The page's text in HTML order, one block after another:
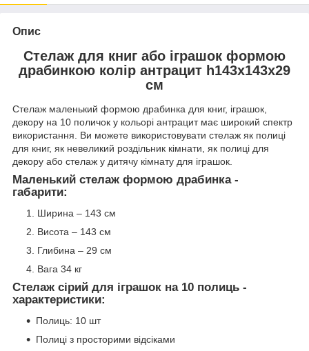
Опис
Стелаж для книг або іграшок формою
драбинкою колір антрацит h143х143х29
см
Стелаж маленький формою драбинка для книг, іграшок,
декору на 10 поличок у кольорі антрацит має широкий спектр
використання. Ви можете використовувати стелаж як полиці
для книг, як невеликий роздільник кімнати, як полиці для
декору або стелаж у дитячу кімнату для іграшок.
Маленький стелаж формою драбинка -
габарити:
Ширина – 143 см
Висота – 143 см
Глибина – 29 см
Вага 34 кг
Стелаж сірий для іграшок на 10 полиць -
характеристики:
Полиць: 10 шт
Полиці з просторими відсіками